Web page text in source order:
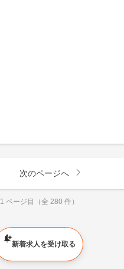
次のページへ
1 ページ目（全 280 件）
新着求人を受け取る